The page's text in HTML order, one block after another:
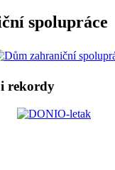
spolupráce
rekordy